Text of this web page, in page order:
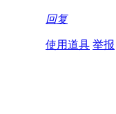
回复
使用道具 举报